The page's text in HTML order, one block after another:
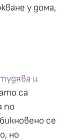
у дома,
и
са
по
се
но